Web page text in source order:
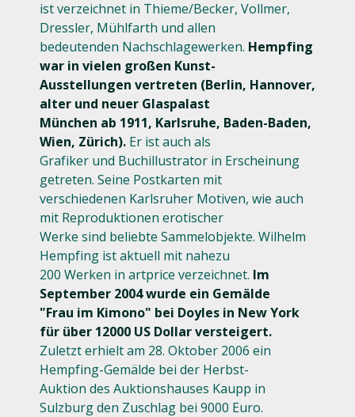
ist verzeichnet in Thieme/Becker, Vollmer,
Dressler, Mühlfarth und allen
bedeutenden Nachschlagewerken. Hempfing
war in vielen großen Kunst-
Ausstellungen vertreten (Berlin, Hannover,
alter und neuer Glaspalast
München ab 1911, Karlsruhe, Baden-Baden,
Wien, Zürich). Er ist auch als
Grafiker und Buchillustrator in Erscheinung
getreten. Seine Postkarten mit
verschiedenen Karlsruher Motiven, wie auch
mit Reproduktionen erotischer
Werke sind beliebte Sammelobjekte. Wilhelm
Hempfing ist aktuell mit nahezu
200 Werken in artprice verzeichnet. Im
September 2004 wurde ein Gemälde
"Frau im Kimono" bei Doyles in New York
für über 12000 US Dollar versteigert.
Zuletzt erhielt am 28. Oktober 2006 ein
Hempfing-Gemälde bei der Herbst-
Auktion des Auktionshauses Kaupp in
Sulzburg den Zuschlag bei 9000 Euro.